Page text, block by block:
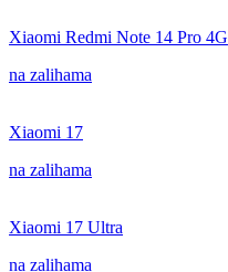
Xiaomi Redmi Note 14 Pro 4G
na zalihama
Xiaomi 17
na zalihama
Xiaomi 17 Ultra
na zalihama